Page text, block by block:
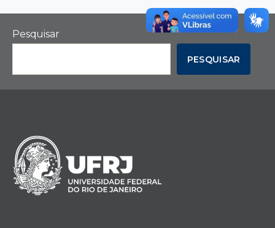
Pesquisar
PESQUISAR